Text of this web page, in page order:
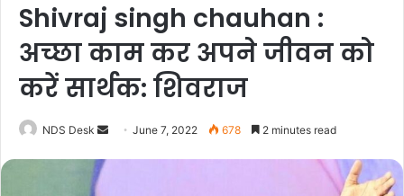
Shivraj singh chauhan :
अच्छा काम कर अपने जीवन को
करें सार्थक: शिवराज
NDS Desk June 7, 2022 678 2 minutes read